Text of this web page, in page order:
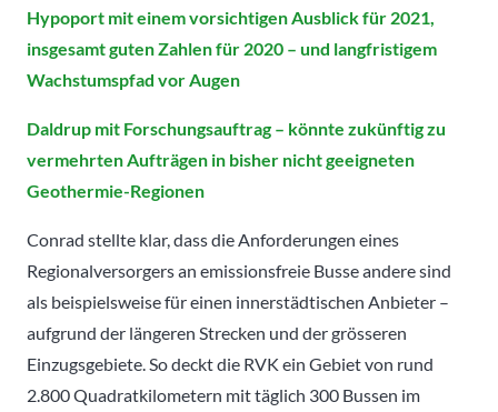
Hypoport mit einem vorsichtigen Ausblick für 2021,
insgesamt guten Zahlen für 2020 – und langfristigem
Wachstumspfad vor Augen
Daldrup mit Forschungsauftrag – könnte zukünftig zu
vermehrten Aufträgen in bisher nicht geeigneten
Geothermie-Regionen
Conrad stellte klar, dass die Anforderungen eines
Regionalversorgers an emissionsfreie Busse andere sind
als beispielsweise für einen innerstädtischen Anbieter –
aufgrund der längeren Strecken und der grösseren
Einzugsgebiete. So deckt die RVK ein Gebiet von rund
2.800 Quadratkilometern mit täglich 300 Bussen im